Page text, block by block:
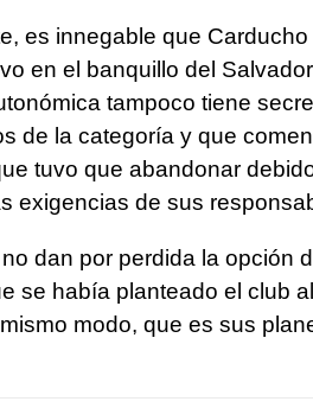
es innegable que
en el banquillo del
tampoco tiene
de la categoría y que
tuvo que abandonar
exigencias de sus
dan por perdida la opción
se había planteado el club
modo, que es sus